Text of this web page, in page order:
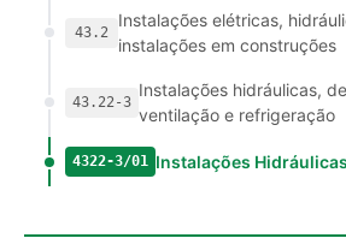
43.2
Instalações elétricas,
instalações em construções
43.22-3
Instalações hidráulicas,
ventilação e refrigeração
4322-3/01 Instalações Hidráulicas